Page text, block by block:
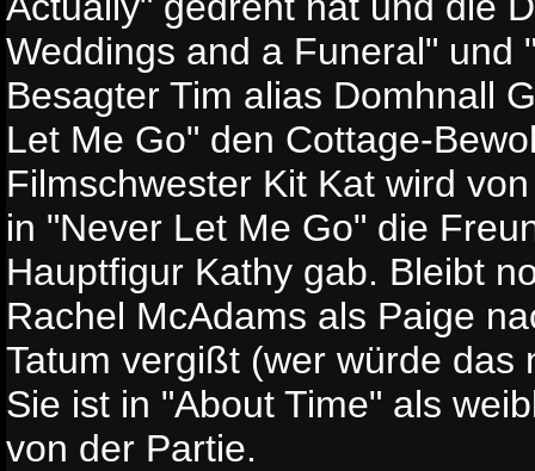
Weddings and a Funeral" und
Besagter Tim alias Domhnall
Let Me Go" den Cottage-
Filmschwester Kit Kat wird
in "Never Let Me Go" die
Hauptfigur Kathy gab. Bleibt
Rachel McAdams als Paige
Tatum vergißt (wer würde das
Sie ist in "About Time" als
von der Partie.